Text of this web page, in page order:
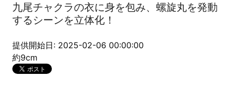
九尾チャクラの衣に身を包み、螺旋丸を発動
するシーンを立体化！
提供開始日: 2025-02-06 00:00:00
約9cm